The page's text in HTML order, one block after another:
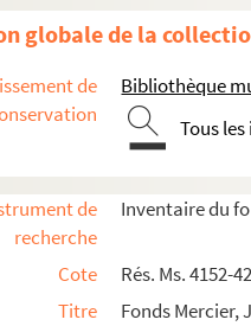
globale de la
de
Bibliothèque
Tous
de
recherche
Inventaire du
Cote
Rés. Ms. 4152-
Titre
Fonds Mercier,